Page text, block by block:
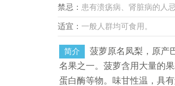
禁忌： 患有溃疡病、肾脏病的人忌
适宜： 一般人群均可食用。
简介
菠萝原名凤梨，原产
名果之一。菠萝含用大量的
蛋白酶等物。味甘性温，具